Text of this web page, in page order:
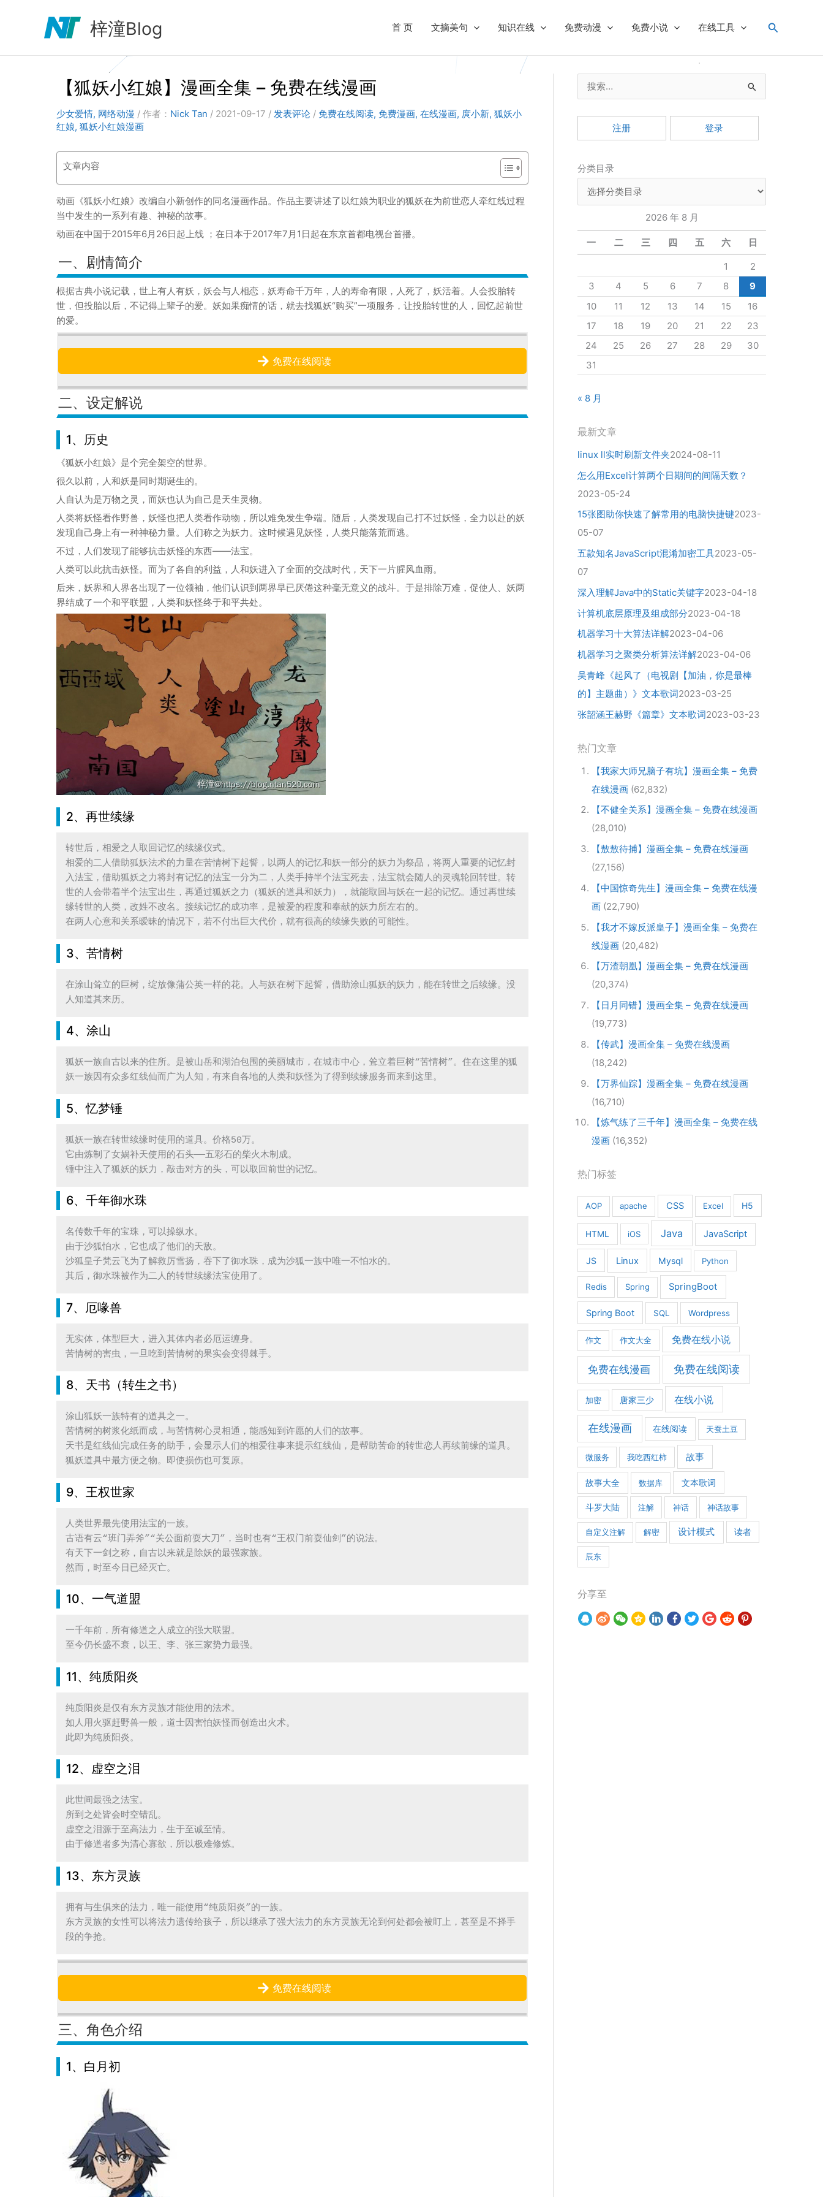
梓潼Blog 首 页 文摘美句 知识在线 免费动漫 免费小说 在线工具
搜
【狐妖小红娘】漫画全集 – 免费在线漫画
少女爱情, 网络动漫 / 作者： Nick Tan / 2021-09-17 / 发表评论 / 免费在线阅读, 免费漫画, 在线漫画, 庹小新, 狐妖小
红娘, 狐妖小红娘漫画
文章内容
动画《狐妖小红娘》改编自小新创作的同名漫画作品。作品主要讲述了以红娘为职业的狐妖在为前世恋人牵红线过程
当中发生的一系列有趣、神秘的故事。
动画在中国于2015年6月26日起上线 ；在日本于2017年7月1日起在东京首都电视台首播。
一、剧情简介
根据古典小说记载，世上有人有妖，妖会与人相恋，妖寿命千万年，人的寿命有限，人死了，妖活着。人会投胎转
世，但投胎以后，不记得上辈子的爱。妖如果痴情的话，就去找狐妖“购买”一项服务，让投胎转世的人，回忆起前世
的爱。
免费在线阅读
二、设定解说
1、历史
《狐妖小红娘》是个完全架空的世界。
很久以前，人和妖是同时期诞生的。
人自认为是万物之灵，而妖也认为自己是天生灵物。
人类将妖怪看作野兽，妖怪也把人类看作动物，所以难免发生争端。随后，人类发现自己打不过妖怪，全力以赴的妖
发现自己身上有一种神秘力量。人们称之为妖力。这时候遇见妖怪，人类只能落荒而逃。
不过，人们发现了能够抗击妖怪的东西——法宝。
人类可以此抗击妖怪。而为了各自的利益，人和妖进入了全面的交战时代，天下一片腥风血雨。
后来，妖界和人界各出现了一位领袖，他们认识到两界早已厌倦这种毫无意义的战斗。于是排除万难，促使人、妖两
界结成了一个和平联盟，人类和妖怪终于和平共处。
2、再世续缘
转世后，相爱之人取回记忆的续缘仪式。
相爱的二人借助狐妖法术的力量在苦情树下起誓，以两人的记忆和妖一部分的妖力为祭品，将两人重要的记忆封
入法宝，借助狐妖之力将封有记忆的法宝一分为二，人类手持半个法宝死去，法宝就会随人的灵魂轮回转世。转
世的人会带着半个法宝出生，再通过狐妖之力（狐妖的道具和妖力），就能取回与妖在一起的记忆。通过再世续
缘转世的人类，改姓不改名。接续记忆的成功率，是被爱的程度和奉献的妖力所左右的。
在两人心意和关系暧昧的情况下，若不付出巨大代价，就有很高的续缘失败的可能性。
3、苦情树
在涂山耸立的巨树，绽放像蒲公英一样的花。人与妖在树下起誓，借助涂山狐妖的妖力，能在转世之后续缘。没
人知道其来历。
4、涂山
狐妖一族自古以来的住所。是被山岳和湖泊包围的美丽城市，在城市中心，耸立着巨树“苦情树”。住在这里的狐
妖一族因有众多红线仙而广为人知，有来自各地的人类和妖怪为了得到续缘服务而来到这里。
5、忆梦锤
狐妖一族在转世续缘时使用的道具。价格50万。
它由炼制了女娲补天使用的石头——五彩石的柴火木制成。
锤中注入了狐妖的妖力，敲击对方的头，可以取回前世的记忆。
6、千年御水珠
名传数千年的宝珠，可以操纵水。
由于沙狐怕水，它也成了他们的天敌。
沙狐皇子梵云飞为了解救厉雪扬，吞下了御水珠，成为沙狐一族中唯一不怕水的。
其后，御水珠被作为二人的转世续缘法宝使用了。
7、厄喙兽
无实体，体型巨大，进入其体内者必厄运缠身。
苦情树的害虫，一旦吃到苦情树的果实会变得棘手。
8、天书（转生之书）
涂山狐妖一族特有的道具之一。
苦情树的树浆化纸而成，与苦情树心灵相通，能感知到许愿的人们的故事。
天书是红线仙完成任务的助手，会显示人们的相爱往事来提示红线仙，是帮助苦命的转世恋人再续前缘的道具。
狐妖道具中最方便之物。即使损伤也可复原。
9、王权世家
人类世界最先使用法宝的一族。
古语有云“班门弄斧”“关公面前耍大刀”，当时也有“王权门前耍仙剑”的说法。
有天下一剑之称，自古以来就是除妖的最强家族。
然而，时至今日已经灭亡。
10、一气道盟
一千年前，所有修道之人成立的强大联盟。
至今仍长盛不衰，以王、李、张三家势力最强。
11、纯质阳炎
纯质阳炎是仅有东方灵族才能使用的法术。
如人用火驱赶野兽一般，道士因害怕妖怪而创造出火术。
此即为纯质阳炎。
12、虚空之泪
此世间最强之法宝。
所到之处皆会时空错乱。
虚空之泪源于至高法力，生于至诚至情。
由于修道者多为清心寡欲，所以极难修炼。
13、东方灵族
拥有与生俱来的法力，唯一能使用“纯质阳炎”的一族。
东方灵族的女性可以将法力遗传给孩子，所以继承了强大法力的东方灵族无论到何处都会被盯上，甚至是不择手
段的争抢。
免费在线阅读
三、角色介绍
1、白月初
索
：
注册 登录
分类目录
2026 年 8 月
一 二 三 四 五 六 日
1
2
3
4 5 6 7 8
9
10
11 12 13 14 15
16
17
18 19 20 21 22
23
24
25 26 27 28 29
30
31
« 8 月
最新文章
linux ll实时刷新文件夹2024-08-11
怎么用Excel计算两个日期间的间隔天数？
2023-05-24
15张图助你快速了解常用的电脑快捷键2023-
05-07
五款知名JavaScript混淆加密工具2023-05-
07
深入理解Java中的Static关键字2023-04-18
计算机底层原理及组成部分2023-04-18
机器学习十大算法详解2023-04-06
机器学习之聚类分析算法详解2023-04-06
吴青峰《起风了（电视剧【加油，你是最棒
的】主题曲）》文本歌词2023-03-25
张韶涵王赫野《篇章》文本歌词2023-03-23
热门文章
【我家大师兄脑子有坑】漫画全集 – 免费
在线漫画 (62,832)
【不健全关系】漫画全集 – 免费在线漫画
(28,010)
【敖敖待捕】漫画全集 – 免费在线漫画
(27,156)
【中国惊奇先生】漫画全集 – 免费在线漫
画 (22,790)
【我才不嫁反派皇子】漫画全集 – 免费在
线漫画 (20,482)
【万渣朝凰】漫画全集 – 免费在线漫画
(20,374)
【日月同错】漫画全集 – 免费在线漫画
(19,773)
【传武】漫画全集 – 免费在线漫画
(18,242)
【万界仙踪】漫画全集 – 免费在线漫画
(16,710)
【炼气练了三千年】漫画全集 – 免费在线
漫画 (16,352)
热门标签
AOP apache CSS Excel H5
HTML iOS Java JavaScript
JS Linux Mysql Python
Redis Spring SpringBoot
Spring Boot SQL Wordpress
作文 作文大全 免费在线小说
免费在线漫画 免费在线阅读
加密 唐家三少 在线小说
在线漫画 在线阅读 天蚕土豆
微服务 我吃西红柿 故事
故事大全 数据库 文本歌词
斗罗大陆 注解 神话 神话故事
自定义注解 解密 设计模式 读者
辰东
分享至